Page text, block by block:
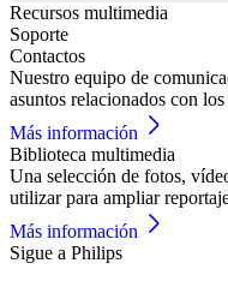
Recursos multimedia
Soporte
Contactos
Nuestro equipo de
asuntos relacionados con
Más información
Biblioteca multimedia
Una selección de fotos,
utilizar para ampliar
Más información
Sigue a Philips